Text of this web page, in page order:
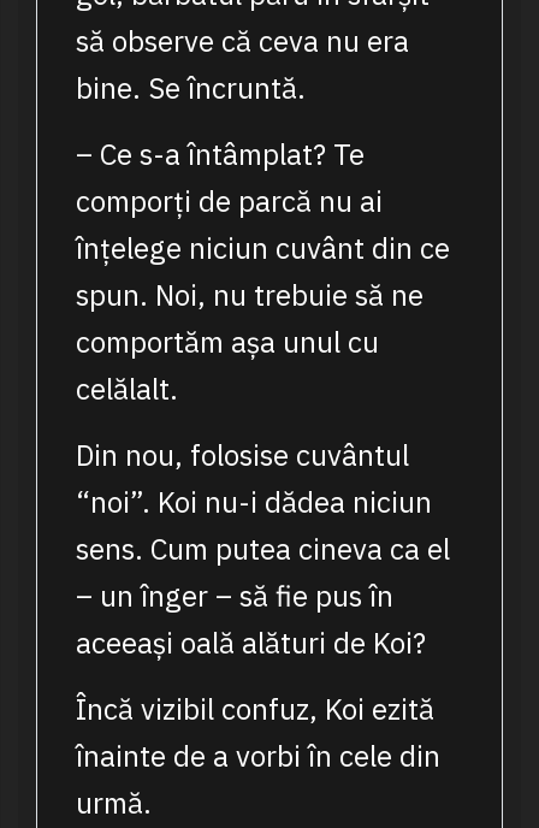
să observe că ceva nu era
bine. Se încruntă.
– Ce s-a întâmplat? Te
comporți de parcă nu ai
înțelege niciun cuvânt din ce
spun. Noi, nu trebuie să ne
comportăm așa unul cu
celălalt.
Din nou, folosise cuvântul
“noi”. Koi nu-i dădea niciun
sens. Cum putea cineva ca el
– un înger – să fie pus în
aceeași oală alături de Koi?
Încă vizibil confuz, Koi ezită
înainte de a vorbi în cele din
urmă.